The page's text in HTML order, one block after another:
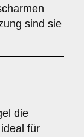
sind sie
die
für